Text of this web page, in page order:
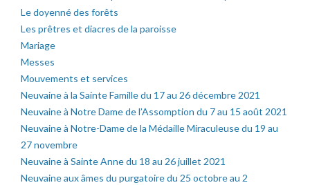
Le doyenné des forêts
Les prêtres et diacres de la paroisse
Mariage
Messes
Mouvements et services
Neuvaine à la Sainte Famille du 17 au 26 décembre 2021
Neuvaine à Notre Dame de l’Assomption du 7 au 15 août 2021
Neuvaine à Notre-Dame de la Médaille Miraculeuse du 19 au
27 novembre
Neuvaine à Sainte Anne du 18 au 26 juillet 2021
Neuvaine aux âmes du purgatoire du 25 octobre au 2